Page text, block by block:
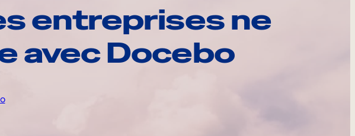
entreprises ne
avec Docebo